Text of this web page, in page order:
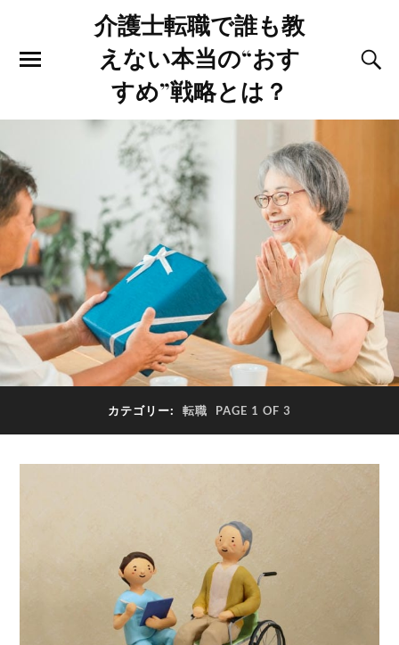
介護士転職で誰も教
えない本当の“おす
すめ”戦略とは？
カテゴリー: 転職 PAGE 1 OF 3